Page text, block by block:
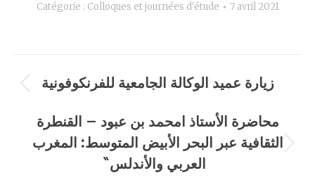
Catégorie : Colloques et journées d'étude 7 avril 2021
Navigation
album
Album
précédent
:
زيارة عميد الوكالة الجامعية للفرنكوفونية
Album
suivant
محاضرة الأستاذ امحمد بن عبود – القنطرة
الثقافية عبر البحر الأبيض المتوسط: المغرب
العربي والأندلس̏